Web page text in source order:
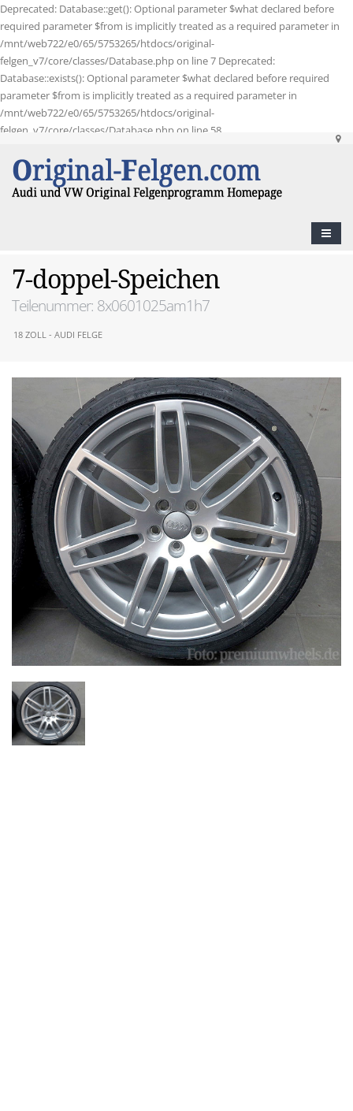
Deprecated: Database::get(): Optional parameter $what declared before
required parameter $from is implicitly treated as a required parameter in
/mnt/web722/e0/65/5753265/htdocs/original-
felgen_v7/core/classes/Database.php on line 7 Deprecated:
Database::exists(): Optional parameter $what declared before required
parameter $from is implicitly treated as a required parameter in
/mnt/web722/e0/65/5753265/htdocs/original-
felgen_v7/core/classes/Database.php on line 58
7-doppel-Speichen
Teilenummer: 8x0601025am1h7
18 ZOLL - AUDI FELGE